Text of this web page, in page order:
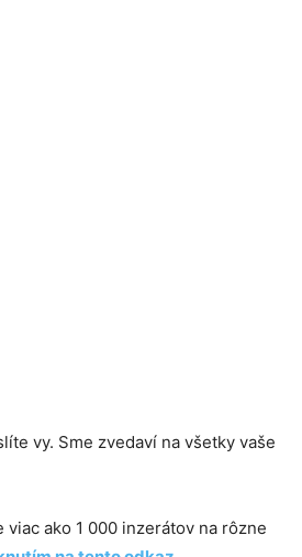
vy. Sme zvedaví na všetky vaše
viac ako 1 000 inzerátov na rôzne